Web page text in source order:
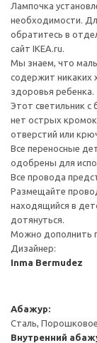
Лампочка
необходимости.
обратитесь в
сайт IKEA.ru.
Мы знаем, что
содержит никаких
здоровья ребенка.
Этот светильник с
нет острых
отверстий или
Все переносные
одобрены для
Все провода
Размещайте
находящийся в
дотянуться.
Можно дополнить
Дизайнер:
Inma Bermudez
Абажур:
Сталь,
Внутренний